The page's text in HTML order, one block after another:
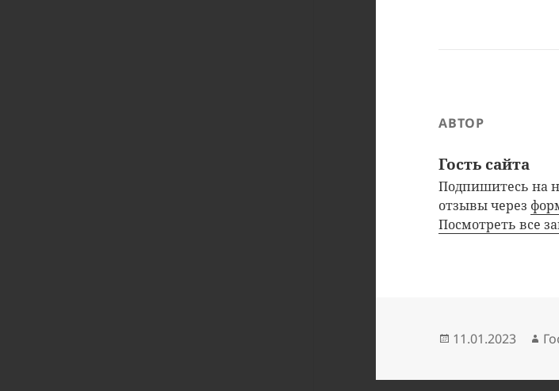
АВТОР
Гость сайта
Подпишитесь на
отзывы через
Посмотреть все
Опубликовано
11.01.2023